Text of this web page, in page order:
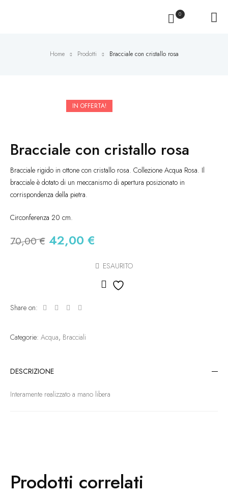
0
Home Prodotti Bracciale con cristallo rosa
IN OFFERTA!
Bracciale con cristallo rosa
Bracciale rigido in ottone con cristallo rosa. Collezione Acqua Rosa. Il
bracciale è dotato di un meccanismo di apertura posizionato in
corrispondenza della pietra.
Circonferenza 20 cm.
70,00€ 42,00 €
ESAURITO
Share on:
Categorie: Acqua, Bracciali
DESCRIZIONE
Interamente realizzato a mano libera
Prodotti correlati